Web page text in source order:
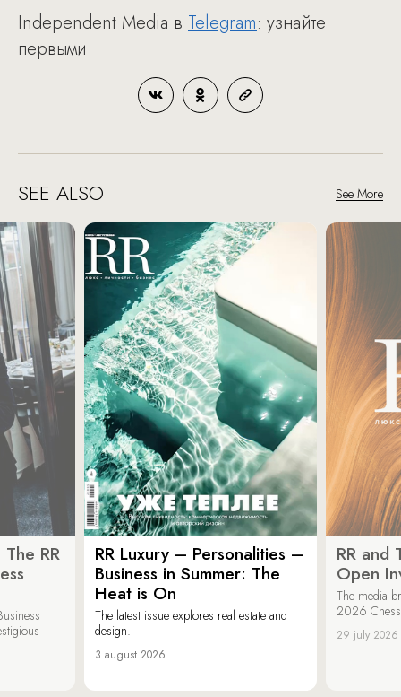
Independent Media в Telegram: узнайте
первыми
SEE ALSO See More
RR
RR Luxury – Personalities –
Business in Summer: The
Heat is On
The latest issue explores real estate and
design.
3 august 2026
RR and
Open
The media
2026
29 july 2026